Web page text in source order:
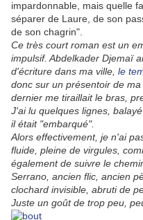
impardonnable, mais quelle
séparer de Laure, de son
de son chagrin".
Ce très court roman est un
impulsif. Abdelkader Djemaï
d'écriture dans ma ville, le
donc sur un présentoir de
dernier me tiraillait le bras,
J'ai lu quelques lignes,
il était "embarqué".
Alors effectivement, je n'ai
fluide, pleine de virgules,
également de suivre le
Serrano, ancien flic, ancien
clochard invisible, abruti de
Juste un goût de trop peu,